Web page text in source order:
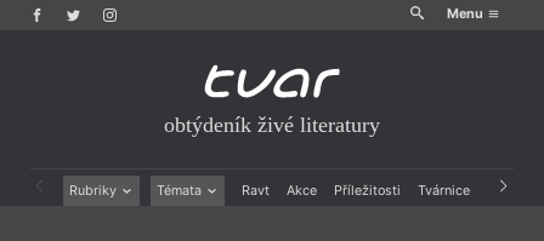
Menu
obtýdeník živé literatury
Rubriky Témata Ravt Akce Příležitosti Tvárnice Archiv